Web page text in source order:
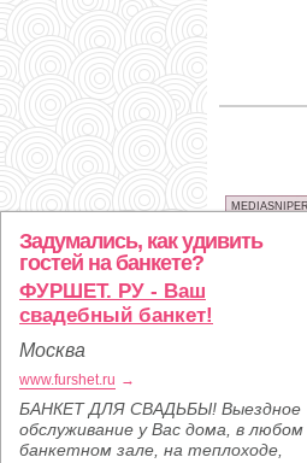
Задумались, как удивить
гостей на банкете?
ФУРШЕТ. РУ - Ваш
свадебный банкет!
Москва
www.furshet.ru →
БАНКЕТ ДЛЯ СВАДЬБЫ! Выездное
обслуживание у Вас дома, в любом
банкетном зале, на теплоходе,
MEDIASNIPER